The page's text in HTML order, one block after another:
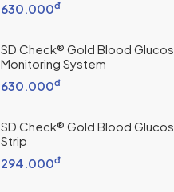
630.000đ
SD Check® Gold Blood
Monitoring System
630.000đ
SD Check® Gold Blood
Strip
294.000đ